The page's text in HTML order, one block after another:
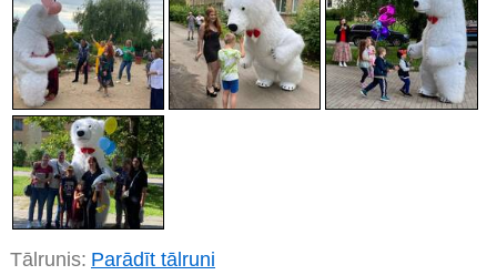
Tālrunis: Parādīt tālruni